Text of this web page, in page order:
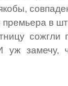
в
сожгли
замечу,